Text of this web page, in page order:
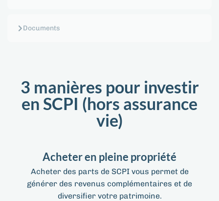
Documents
3 manières pour investir
en SCPI (hors assurance
vie)
Acheter en pleine propriété
Acheter des parts de SCPI vous permet de
générer des revenus complémentaires et de
diversifier votre patrimoine.